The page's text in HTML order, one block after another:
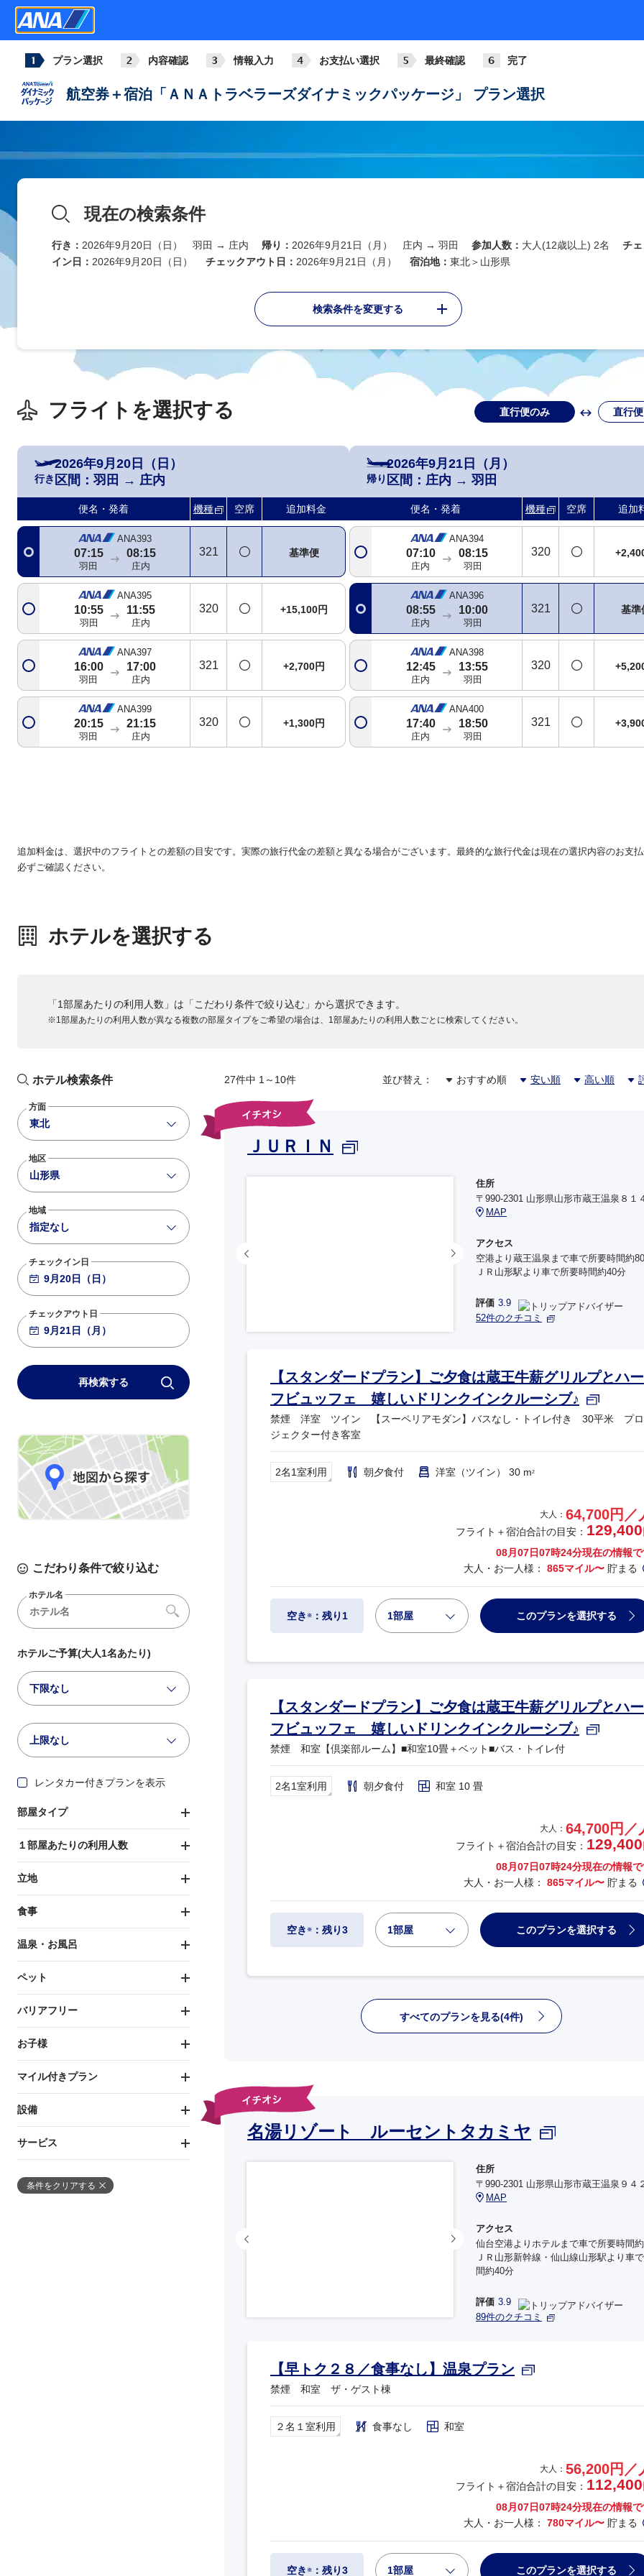
プラン選択 内容確認 情報入力 お支払い選択 最終確認 完了
航空券＋宿泊「ＡＮＡトラベラーズダイナミックパッケージ」 プラン選択
現在の検索条件
行き： 2026年9月20日（日） 羽田 → 庄内 帰り： 2026年9月21日（月） 庄内 → 羽田 参加人数： 大人(12歳以上) 2名
チェ
イン日： 2026年9月20日（日） チェックアウト日： 2026年9月21日（月） 宿泊地： 東北＞山形県
検索条件を変更する
フライトを選択する 直行便のみ 直行
行き
2026年9月20日（日）
区間： 羽田 → 庄内
便名・発着 機種 空席 追加料金
ANA393
07:15
羽田
08:15
庄内
321 基準便
ANA395
10:55
羽田
11:55
庄内
320 +15,100円
ANA397
16:00
羽田
17:00
庄内
321 +2,700円
ANA399
20:15
羽田
21:15
庄内
320 +1,300円
帰り
2026年9月21日（月）
区間： 庄内 → 羽田
便名・発着 機種 空席 追加
ANA394
07:10
庄内
08:15
羽田
320
ANA396
08:55
庄内
10:00
羽田
321 基準
ANA398
12:45
庄内
13:55
羽田
320
ANA400
17:40
庄内
18:50
羽田
321
追加料金は、選択中のフライトとの差額の目安です。実際の旅行代金の差額と異なる場合がございます。最終的な旅行代金は現在の選択内容のお支
必ずご確認ください。
ホテルを選択する
「1部屋あたりの利用人数」は「こだわり条件で絞り込む」から選択できます。
※1部屋あたりの利用人数が異なる複数の部屋タイプをご希望の場合は、1部屋あたりの利用人数ごとに検索してください。
ホテル検索条件
方面
東北
地区
山形県
地域
指定なし
チェックイン日
チェックアウト日
再検索する
こだわり条件で絞り込む
ホテル名
ホテルご予算(大人1名あたり)
下限なし
上限なし
レンタカー付きプランを表示
部屋タイプ
１部屋あたりの利用人数
立地
食事
温泉・お風呂
ペット
バリアフリー
お子様
マイル付きプラン
設備
サービス
条件をクリアする
27件中 1～10件 並び替え： おすすめ順 安い順 高い順
ＪＵＲＩＮ
住所
〒990-2301 山形県山形市蔵王温泉８１
MAP
アクセス
空港より蔵王温泉まで車で所要時間約
ＪＲ山形駅より車で所要時間約40分
評価 3.9
52件のクチコミ
【スタンダードプラン】ご夕食は蔵王牛薪グリルプとハー
フビュッフェ 嬉しいドリンクインクルーシブ♪
禁煙 洋室 ツイン 【スーペリアモダン】バスなし・トイレ付き 30平米 プロ
ジェクター付き客室
2名1室利用 朝夕食付 洋室（ツイン） 30 m2
大人： 64,700円／
フライト＋宿泊合計の目安： 129,400
08月07日07時24分現在の情報
大人・お一人様： 865マイル〜 貯まる
空き ※：残り1 1部屋 このプランを選択する
【スタンダードプラン】ご夕食は蔵王牛薪グリルプとハー
フビュッフェ 嬉しいドリンクインクルーシブ♪
禁煙 和室【倶楽部ルーム】■和室10畳＋ベット■バス・トイレ付
2名1室利用 朝夕食付 和室 10 畳
大人： 64,700円／
フライト＋宿泊合計の目安： 129,400
08月07日07時24分現在の情報
大人・お一人様： 865マイル〜 貯まる
空き ※：残り3 1部屋 このプランを選択する
すべてのプランを見る(4件)
名湯リゾート ルーセントタカミヤ
住所
〒990-2301 山形県山形市蔵王温泉９４
MAP
アクセス
仙台空港よりホテルまで車で所要時間
ＪＲ山形新幹線・仙山線山形駅より車
間約40分
評価 3.9
89件のクチコミ
【早トク２８／食事なし】温泉プラン
禁煙 和室 ザ・ゲスト棟
２名１室利用 食事なし 和室
大人： 56,200円／
フライト＋宿泊合計の目安： 112,400
08月07日07時24分現在の情報
大人・お一人様： 780マイル〜 貯まる
空き ※：残り3 1部屋 このプランを選択する